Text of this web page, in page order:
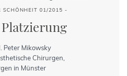
SCHÖNHEIT 01/2015 -
Peter Mikowsky
Chirurgen,
in Münster